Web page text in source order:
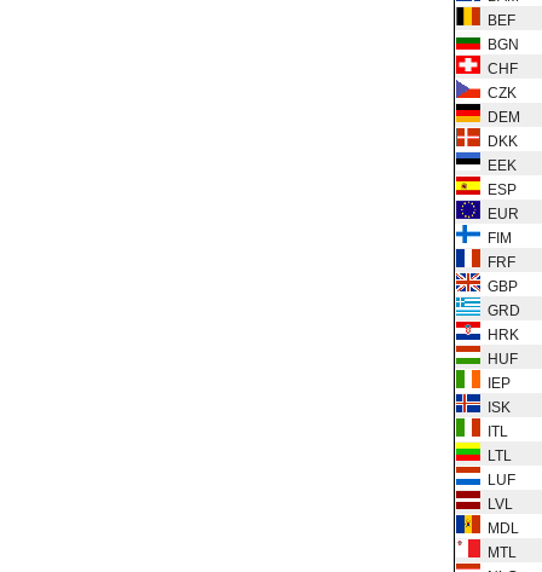
BEF
BGN
CHF
CZK
DEM
DKK
EEK
ESP
EUR
FIM
FRF
GBP
GRD
HRK
HUF
IEP
ISK
ITL
LTL
LUF
LVL
MDL
MTL